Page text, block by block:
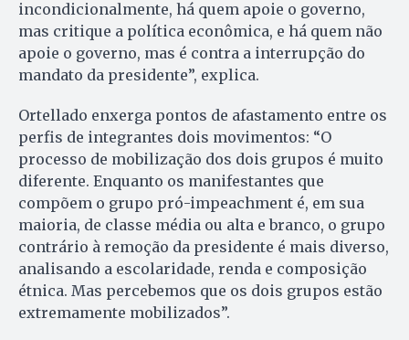
incondicionalmente, há quem apoie o governo,
mas critique a política econômica, e há quem não
apoie o governo, mas é contra a interrupção do
mandato da presidente”, explica.
Ortellado enxerga pontos de afastamento entre os
perfis de integrantes dois movimentos: “O
processo de mobilização dos dois grupos é muito
diferente. Enquanto os manifestantes que
compõem o grupo pró-impeachment é, em sua
maioria, de classe média ou alta e branco, o grupo
contrário à remoção da presidente é mais diverso,
analisando a escolaridade, renda e composição
étnica. Mas percebemos que os dois grupos estão
extremamente mobilizados”.